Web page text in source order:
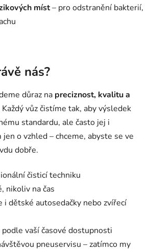
míst– pro odstranění bakterií,
nás?
důraz na preciznost, kvalitu a
Každý vůz čistíme tak, aby výsledek
standardu, ale často jej i
o vzhled – chceme, abyste se ve
dobře.
čisticí techniku
nikoliv na čas
dětské autosedačky nebo zvířecí
vaší časové dostupnosti
pneuservisu – zatímco my